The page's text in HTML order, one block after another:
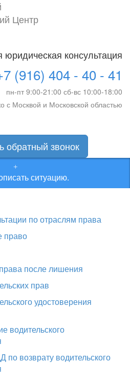
Центр
юридическая консультация
(916) 404 - 40 - 41
пн-пт 9:00-21:00 сб-вс 10:00-18:00
с Москвой и Московской областью
обратный звонок
ситуацию.
по отраслям права
право
после лишения
прав
удостоверения
водительского
возврату водительского